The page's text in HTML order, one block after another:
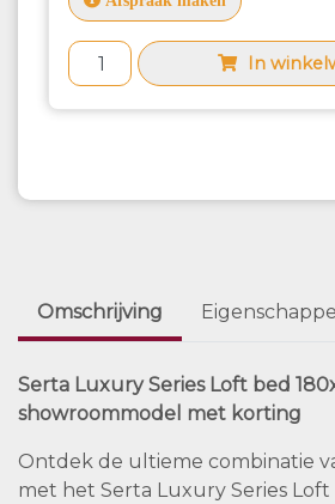
In
Omschrijving
Serta Luxury Series Loft bed
showroommodel met korting
Ontdek de ultieme combinatie
met het Serta Luxury Series